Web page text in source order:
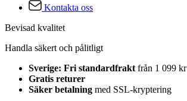
Kontakta oss
Bevisad kvalitet
Handla säkert och pålitligt
Sverige: Fri standardfrakt från 1 099 kr
Gratis returer
Säker betalning med SSL-kryptering